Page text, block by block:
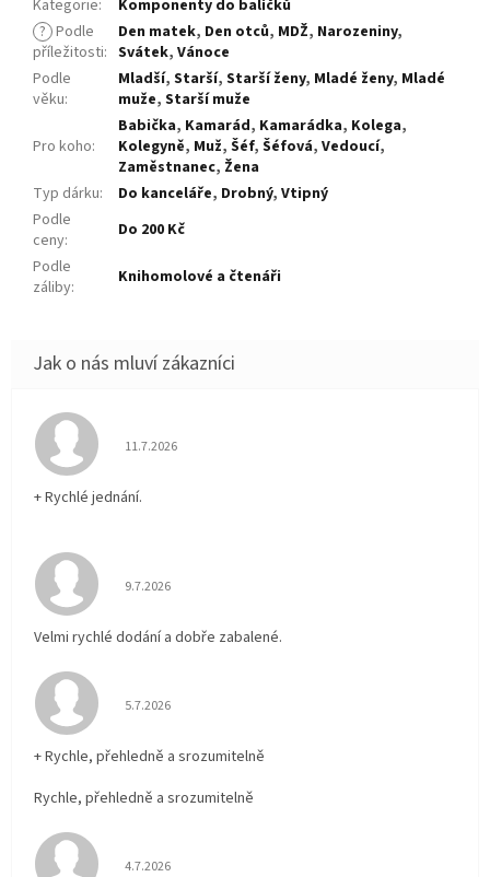
Kategorie:
Komponenty do balíčků
? Podle
příležitosti:
Den matek, Den otců, MDŽ, Narozeniny,
Svátek, Vánoce
Podle
věku:
Mladší, Starší, Starší ženy, Mladé ženy, Mladé
muže, Starší muže
Pro koho:
Babička, Kamarád, Kamarádka, Kolega,
Kolegyně, Muž, Šéf, Šéfová, Vedoucí,
Zaměstnanec, Žena
Typ dárku: Do kanceláře, Drobný, Vtipný
Podle
ceny:
Do 200 Kč
Podle
záliby: Knihomolové a čtenáři
Hodnocení obchodu je 5 z 5 hvězdiček.
11.7.2026
+ Rychlé jednání.
Hodnocení obchodu je 5 z 5 hvězdiček.
9.7.2026
Velmi rychlé dodání a dobře zabalené.
Hodnocení obchodu je 5 z 5 hvězdiček.
5.7.2026
+ Rychle, přehledně a srozumitelně
Rychle, přehledně a srozumitelně
Hodnocení obchodu je 5 z 5 hvězdiček.
4.7.2026